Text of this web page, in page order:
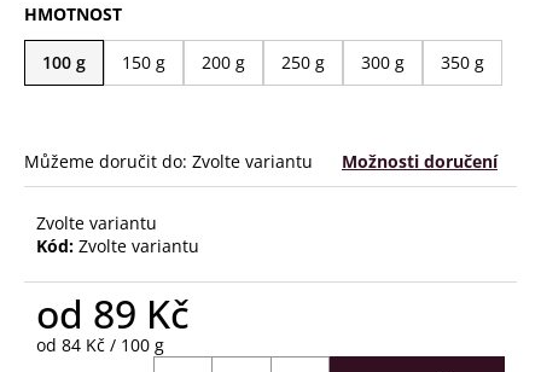
HMOTNOST
100 g 150 g 200 g 250 g 300 g 350 g
Můžeme doručit do: Zvolte variantu Možnosti doručení
Zvolte variantu
Kód: Zvolte variantu
od 89 Kč
Měrná
od 84 Kč / 100 g
u
č
m
e